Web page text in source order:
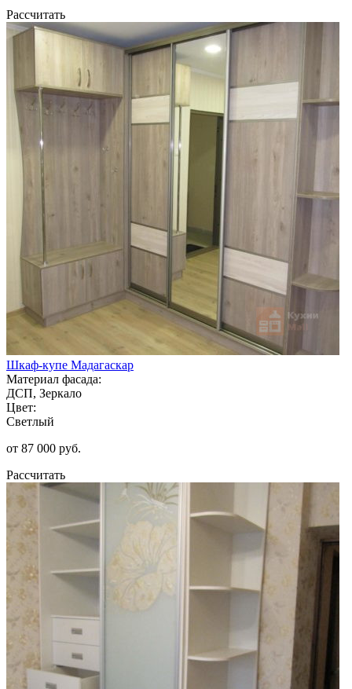
Рассчитать
Шкаф-купе Мадагаскар
Материал фасада:
ДСП, Зеркало
Цвет:
Светлый
от 87 000 руб.
Рассчитать